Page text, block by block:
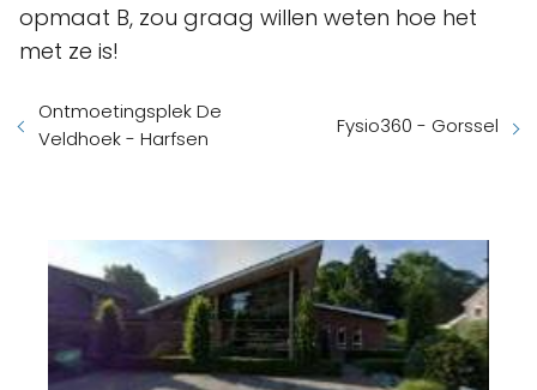
opmaat B, zou graag willen weten hoe het
met ze is!
Ontmoetingsplek De
Veldhoek - Harfsen
Fysio360 - Gorssel